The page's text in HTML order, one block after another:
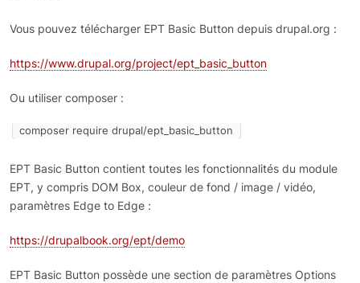
Vous pouvez télécharger EPT Basic Button depuis drupal.org :
https://www.drupal.org/project/ept_basic_button
Ou utiliser composer :
composer require drupal/ept_basic_button
EPT Basic Button contient toutes les fonctionnalités du module
EPT, y compris DOM Box, couleur de fond / image / vidéo,
paramètres Edge to Edge :
https://drupalbook.org/ept/demo
EPT Basic Button possède une section de paramètres Options